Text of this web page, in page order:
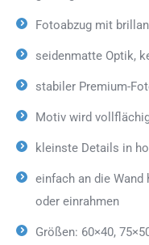
Fotoabzug mit
seidenmatte Optik,
stabiler Premium-
Motiv wird
kleinste Details in
einfach an die Wand
oder einrahmen
Größen: 60×40,